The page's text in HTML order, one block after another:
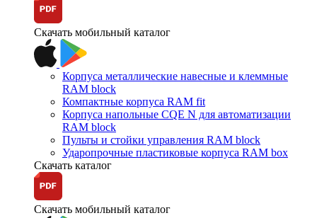
Скачать мобильный каталог
Корпуса металлические навесные и клеммные
RAM block
Компактные корпуса RAM fit
Корпуса напольные CQE N для автоматизации
RAM block
Пульты и стойки управления RAM block
Ударопрочные пластиковые корпуса RAM box
Скачать каталог
Скачать мобильный каталог